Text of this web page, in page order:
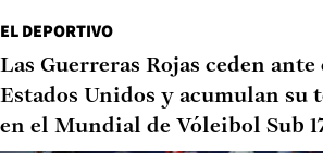
EL DEPORTIVO
Las Guerreras Rojas ceden
Estados Unidos y acumulan su
en el Mundial de Vóleibol Sub